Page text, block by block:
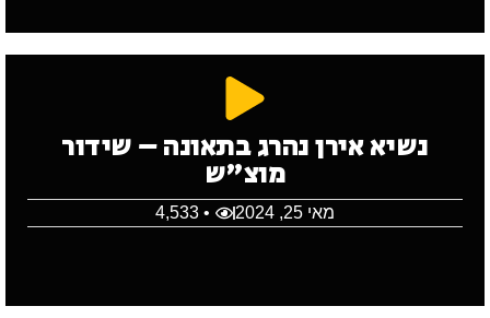
נשיא אירן נהרג בתאונה – שידור
מוצ"ש
מאי 25, 2024 • 4,533